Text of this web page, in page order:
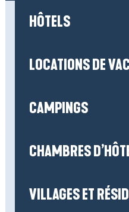
HÔTELS
LOCATIONS DE
CAMPINGS
CHAMBRES
VILLAGES ET
venir ?
Qui sommes-nous ?